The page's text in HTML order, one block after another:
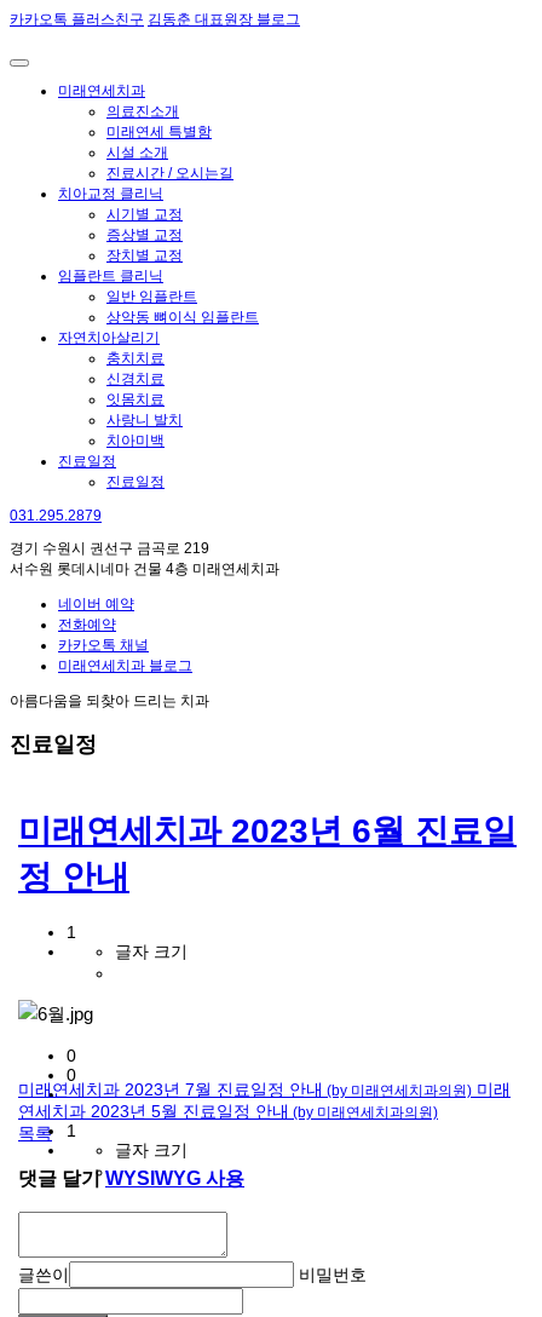
카카오톡 플러스친구 김동춘 대표원장 블로그
미래연세치과
의료진소개
미래연세 특별함
시설 소개
진료시간 / 오시는길
치아교정 클리닉
시기별 교정
증상별 교정
장치별 교정
임플란트 클리닉
일반 임플란트
상악동 뼈이식 임플란트
자연치아살리기
충치치료
신경치료
잇몸치료
사랑니 발치
치아미백
진료일정
진료일정
031.295.2879
경기 수원시 권선구 금곡로 219
서수원 롯데시네마 건물 4층 미래연세치과
네이버 예약
전화예약
카카오톡 채널
미래연세치과 블로그
아름다움을 되찾아 드리는 치과
진료일정
미래연세치과 2023년 6월 진료일
정 안내
1
글자 크기
0
0
1
글자 크기
미래연세치과 2023년 7월 진료일정 안내 (by 미래연세치과의원) 미래
연세치과 2023년 5월 진료일정 안내 (by 미래연세치과의원)
목록
댓글 달기WYSIWYG 사용
글쓴이 비밀번호